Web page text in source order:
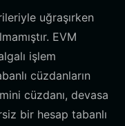
uğraşırken
EVM
işlem
cüzdanların
cüzdanı, devasa
bir hesap tabanlı